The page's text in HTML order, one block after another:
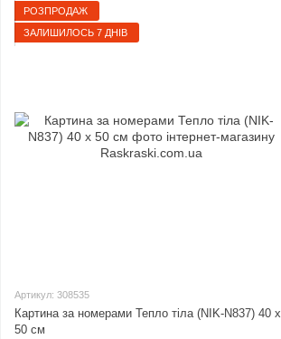
РОЗПРОДАЖ
ЗАЛИШИЛОСЬ 7 ДНІВ
Артикул: 308535
Картина за номерами Тепло тіла (NIK-N837) 40 х
50 см